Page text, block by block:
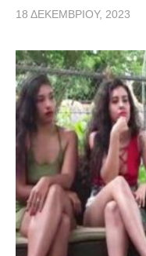
18 ΔΕΚΕΜΒΡΊΟΥ, 2023